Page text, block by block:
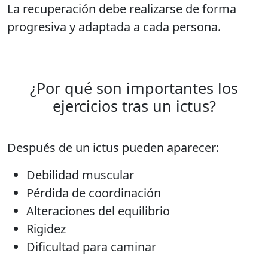
La recuperación debe realizarse de forma
progresiva y adaptada a cada persona.
¿Por qué son importantes los
ejercicios tras un ictus?
Después de un ictus pueden aparecer:
Debilidad muscular
Pérdida de coordinación
Alteraciones del equilibrio
Rigidez
Dificultad para caminar